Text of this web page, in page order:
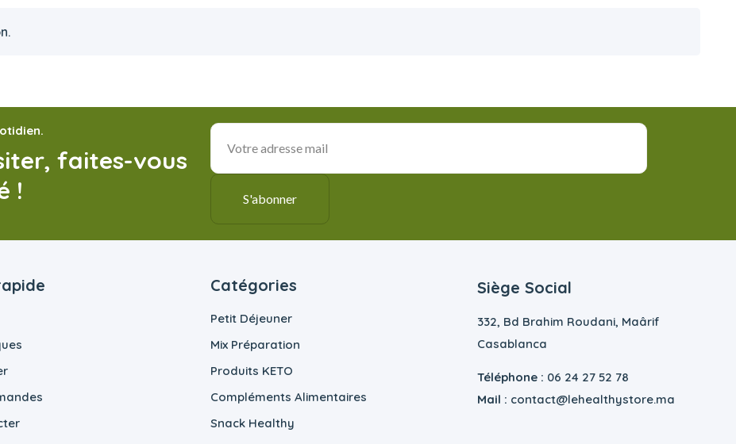
faites-vous
!
Catégories
Petit Déjeuner
Mix Préparation
Produits KETO
Compléments Alimentaires
Snack Healthy
Siège Social
332, Bd Brahim Roudani, Maârif
Casablanca
Téléphone : 06 24 27 52 78
Mail : contact@lehealthystore.ma